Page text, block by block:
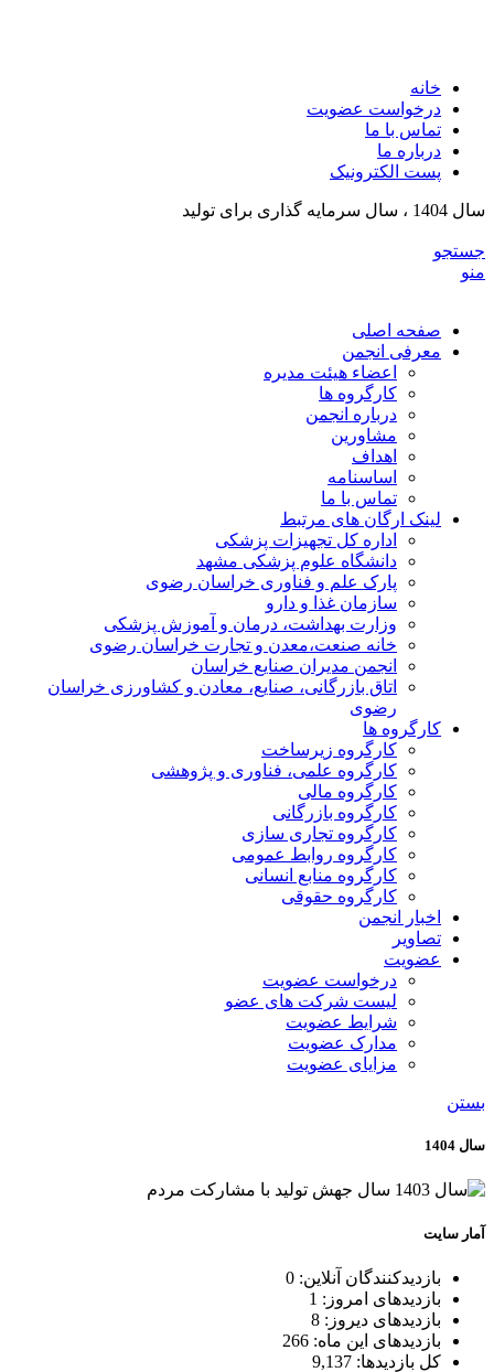
خانه
درخواست عضویت
تماس با ما
درباره ما
پست الکترونیک
سال 1404 ، سال سرمایه گذاری برای تولید
جستجو
منو
صفحه اصلی
معرفی انجمن
اعضاء هیئت مدیره
کارگروه ها
درباره انجمن
مشاورین
اهداف
اساسنامه
تماس با ما
لینک ارگان های مرتبط
اداره کل تجهیزات پزشکی
دانشگاه علوم پزشکی مشهد
پارک علم و فناوری خراسان رضوی
سازمان غذا و دارو
وزارت بهداشت، درمان و آموزش پزشکی
خانه صنعت،معدن و تجارت خراسان رضوی
انجمن مدیران صنایع خراسان
اتاق بازرگانی، صنایع، معادن و کشاورزی خراسان
رضوی
کارگروه ها
کارگروه زیرساخت
کارگروه علمی، فناوری و پژوهشی
کارگروه مالی
کارگروه بازرگانی
کارگروه تجاری سازی
کارگروه روابط عمومی
کارگروه منابع انسانی
کارگروه حقوقی
اخبار انجمن
تصاویر
عضویت
درخواست عضویت
لیست شرکت های عضو
شرایط عضویت
مدارک عضویت
مزایای عضویت
بستن
سال 1404
آمار سایت
بازدیدکنندگان آنلاین: 0
بازدیدهای امروز: 1
بازدیدهای دیروز: 8
بازدیدهای این ماه: 266
کل بازدیدها: 9,137